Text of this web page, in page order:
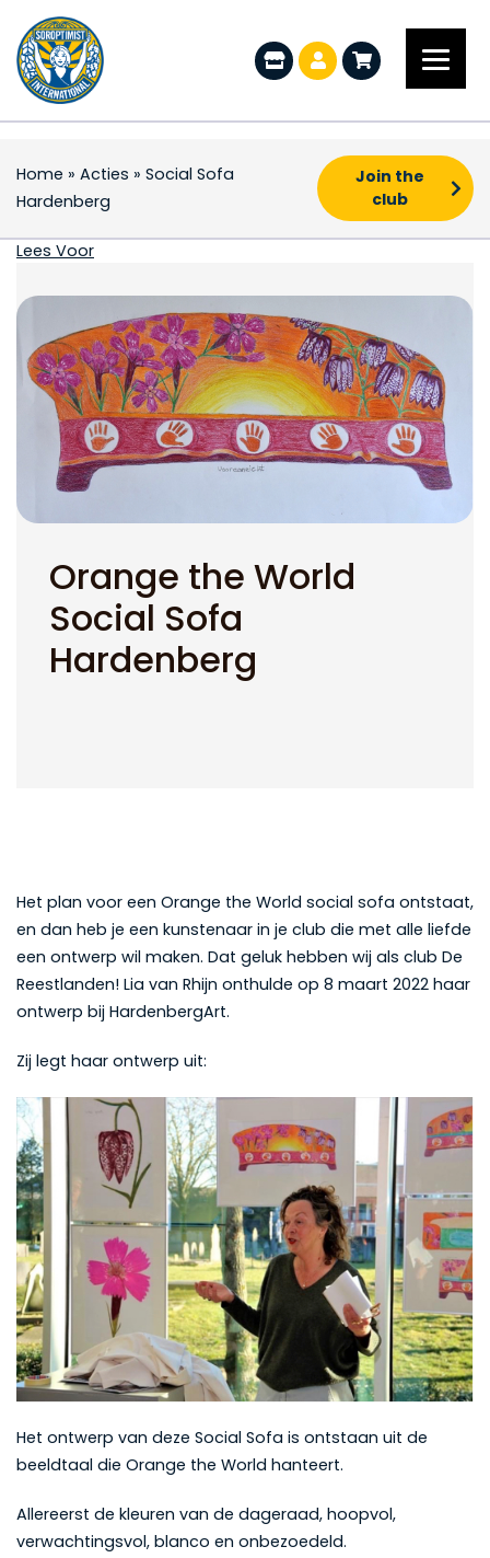
Home » Acties » Social Sofa
Hardenberg
Join the
club
Social Sofa
Lees Voor
Orange the World
Social Sofa
Hardenberg
Het plan voor een Orange the World social sofa ontstaat,
en dan heb je een kunstenaar in je club die met alle liefde
een ontwerp wil maken. Dat geluk hebben wij als club De
Reestlanden! Lia van Rhijn onthulde op 8 maart 2022 haar
ontwerp bij HardenbergArt.
Zij legt haar ontwerp uit:
Het ontwerp van deze Social Sofa is ontstaan uit de
beeldtaal die Orange the World hanteert.
Allereerst de kleuren van de dageraad, hoopvol,
verwachtingsvol, blanco en onbezoedeld.